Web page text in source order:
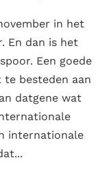
in het
En dan is het
Een goede
te besteden aan
datgene wat
internationale